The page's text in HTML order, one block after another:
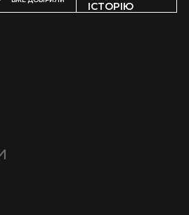
ІСТОРІЮ